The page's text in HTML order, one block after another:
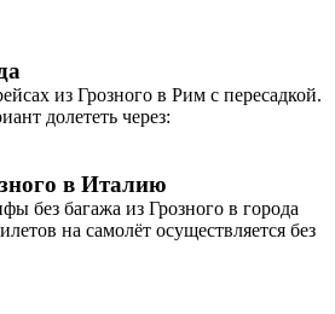
из Грозного в Рим с пересадкой.
долететь через:
в Италию
без багажа из Грозного в города
на самолёт осуществляется без